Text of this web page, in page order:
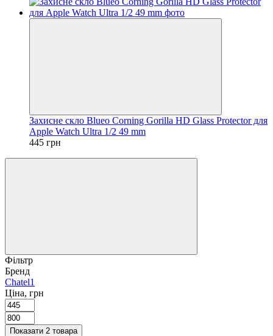
Захисне скло Blueo Corning Gorilla HD Glass Protector для
Apple Watch Ultra 1/2 49 mm
445 грн
Фільтр
Бренд
Chatel1
Ціна, грн
Показати 2 товара